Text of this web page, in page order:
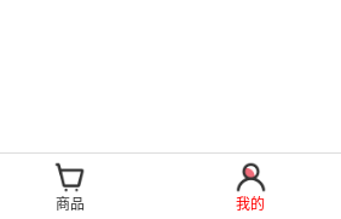
商品 我的